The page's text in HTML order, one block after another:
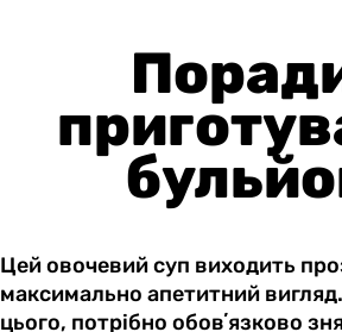
Цей овочевий суп виходить
максимально апетитний
цього, потрібно обовʼязково